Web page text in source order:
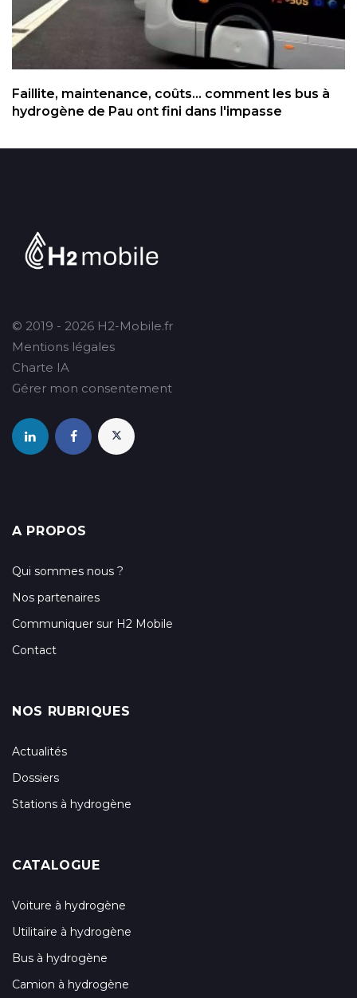
Faillite, maintenance, coûts... comment les bus à
hydrogène de Pau ont fini dans l'impasse
© 2019 - 2026 H2-Mobile.fr
Mentions légales
Charte IA
Gérer mon consentement
A PROPOS
Qui sommes nous ?
Nos partenaires
Communiquer sur H2 Mobile
Contact
NOS RUBRIQUES
Actualités
Dossiers
Stations à hydrogène
CATALOGUE
Voiture à hydrogène
Utilitaire à hydrogène
Bus à hydrogène
Camion à hydrogène